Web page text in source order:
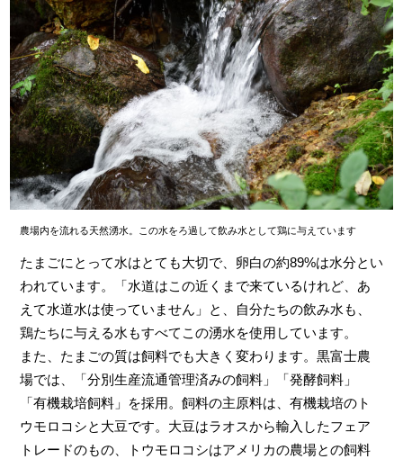
農場内を流れる天然湧水。この水をろ過して飲み水として鶏に与えています
たまごにとって水はとても大切で、卵白の約89%は水分とい
われています。「水道はこの近くまで来ているけれど、あ
えて水道水は使っていません」と、自分たちの飲み水も、
鶏たちに与える水もすべてこの湧水を使用しています。
また、たまごの質は飼料でも大きく変わります。黒富士農
場では、「分別生産流通管理済みの飼料」「発酵飼料」
「有機栽培飼料」を採用。飼料の主原料は、有機栽培のト
ウモロコシと大豆です。大豆はラオスから輸入したフェア
トレードのもの、トウモロコシはアメリカの農場との飼料